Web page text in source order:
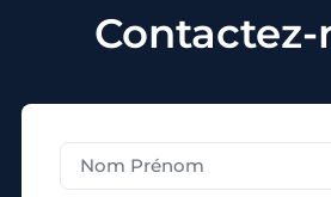
Contactez-